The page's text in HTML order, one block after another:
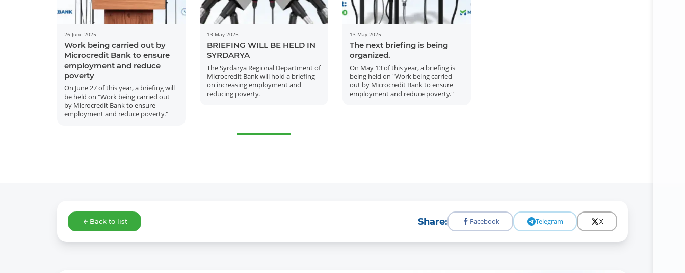
26 June 2025
Work being carried out by
Microcredit Bank to ensure
employment and reduce
poverty
On June 27 of this year, a briefing will
be held on "Work being carried out
by Microcredit Bank to ensure
employment and reduce poverty."
13 May 2025
BRIEFING WILL BE HELD IN
SYRDARYA
The Syrdarya Regional Department of
Microcredit Bank will hold a briefing
on increasing employment and
reducing poverty.
13 May 2025
The next briefing is being
organized.
On May 13 of this year, a briefing is
being held on "Work being carried
out by Microcredit Bank to ensure
employment and reduce poverty."
Back to list Share: Facebook Telegram X
More Details Download the app